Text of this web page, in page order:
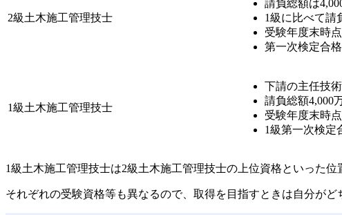
2級土木施工管理技士
請負総額は
1級に比べて請
受験年度末時
第一次検定合
1級土木施工管理技士
下請の主任技
請負総額4,000
受験年度末時
1級第一次検定
1級土木施工管理技士は2級土木施工管理技士の上位資格といった位
それぞれの受験資格等も異なるので、 取得を目指すときは自分が